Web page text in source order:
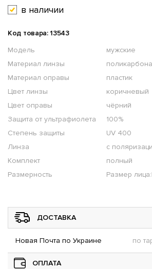
в наличии
Код товара: 13543
Модель
мужские
Материал линзы
Материал оправы
пластик
Цвет линзы
коричневый
Цвет оправы
чёрний
Защита от ультрафиолета
100%
Степень защиты
UV 400
Линза
с
Комплект
полный
Размерность
Размер
ДОСТАВКА
Новая Почта по Украине по
ОПЛАТА